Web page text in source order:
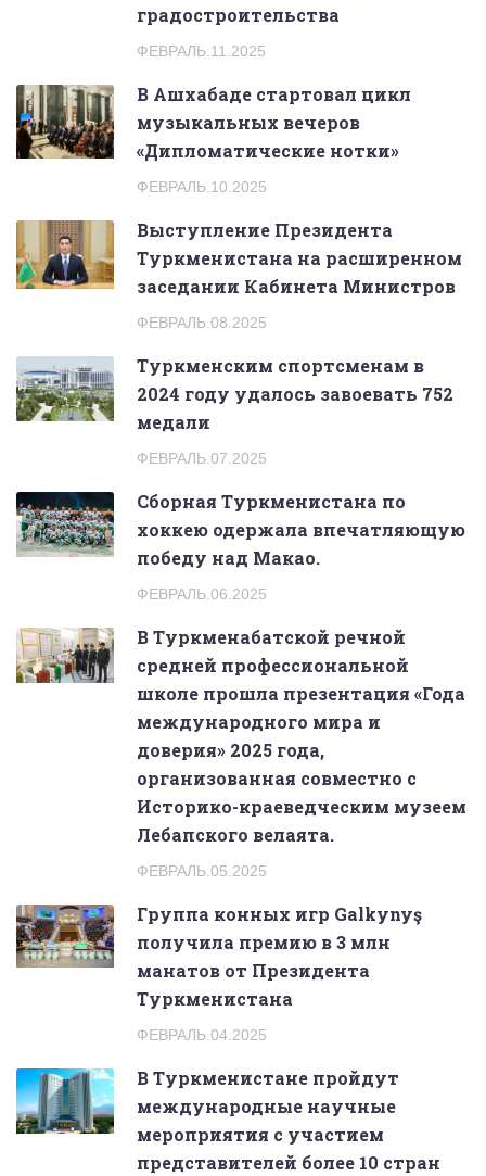
градостроительства
ФЕВРАЛЬ.11.2025
В Ашхабаде стартовал цикл
музыкальных вечеров
«Дипломатические нотки»
ФЕВРАЛЬ.10.2025
Выступление Президента
Туркменистана на расширенном
заседании Кабинета Министров
ФЕВРАЛЬ.08.2025
Туркменским спортсменам в
2024 году удалось завоевать 752
медали
ФЕВРАЛЬ.07.2025
Сборная Туркменистана по
хоккею одержала впечатляющую
победу над Макао.
ФЕВРАЛЬ.06.2025
В Туркменабатской речной
средней профессиональной
школе прошла презентация «Года
международного мира и
доверия» 2025 года,
организованная совместно с
Историко-краеведческим музеем
Лебапского велаята.
ФЕВРАЛЬ.05.2025
Группа конных игр Galkynyş
получила премию в 3 млн
манатов от Президента
Туркменистана
ФЕВРАЛЬ.04.2025
В Туркменистане пройдут
международные научные
мероприятия с участием
представителей более 10 стран